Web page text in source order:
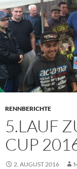
RENNBERICHTE
5.LAUF
CUP
2. AUGUST 2016